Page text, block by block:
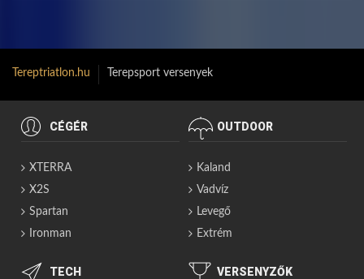
Tereptriatlon.hu Terepsport versenyek
CÉGÉR
XTERRA
X2S
Spartan
Ironman
OUTDOOR
Kaland
Vadvíz
Levegő
Extrém
TECH VERSENYZŐK